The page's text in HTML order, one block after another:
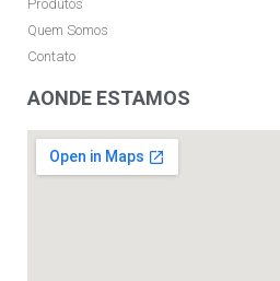
Produtos
Quem Somos
Contato
AONDE ESTAMOS